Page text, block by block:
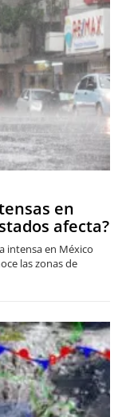
en
afecta?
intensa en México
las zonas de